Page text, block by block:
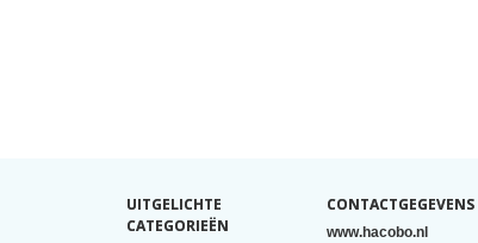
UITGELICHTE
CATEGORIEËN
CONTACTGEGEVENS
www.hacobo.nl